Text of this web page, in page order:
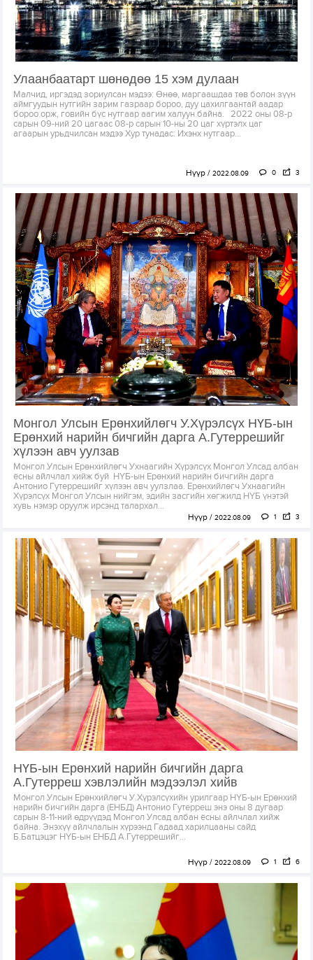
Улаанбаатарт шөнөдөө 15 хэм дулаан
Малчид, иргэдэд зориулсан мэдээ: Өнөө, маргаашдаа төв болон зүүн
аймгуудын нутгийн зарим газраар бороо, дуу цахилгаантай аадар
бороо орж, говийн бүс нутгаар аагим халуун байна. 2022 оны 08-р
сарын 09-ний 20 цагаас 08-р сарын 10-ны 20 цаг хүртэлх цаг
агаарын урьдчилсан мэдээ Хур тунадас: Ихэнх нутгаар...
Нүүр 2022.08.09 0 3
Монгол Улсын Ерөнхийлөгч У.Хүрэлсүх НҮБ-ын
Ерөнхий нарийн бичгийн дарга А.Гутеррешийг
хүлээн авч уулзав
Монгол Улсын Ерөнхийлөгч Ухнаагийн Хүрэлсүх Монгол Улсад албан
ёсны айлчлал хийж буй НҮБ-ын Ерөнхий нарийн бичгийн дарга
Антонио Гутеррешийг хүлээн авч уулзлаа. Ерөнхийлөгч Ухнаагийн
Хүрэлсүх Монгол Улсын нийгэм, эдийн засгийн хөгжилд НҮБ үнэтэй
хувь нэмэр оруулж ирсэнд талархал...
Нүүр 2022.08.09 1 3
НҮБ-ын Ерөнхий нарийн бичгийн дарга
А.Гутерреш хэвлэлийн мэдээлэл хийв
Монгол Улсын Ерөнхийлөгч У.Хүрэлсүхийн урилгаар НҮБ-ын Ерөнхий
нарийн бичгийн дарга (ЕНБД) Антонио Гутерреш энэ оны 8 дугаар
сарын 8-11-ний өдрүүдэд Монгол Улсад албан ёсны айлчлал хийж
байна. Энэхүү айлчлалын хүрээнд Гадаад харилцааны сайд
Б.Батцэцэг НҮБ-ын ЕНБД А.Гутеррешийг...
Нүүр 2022.08.09 1 6